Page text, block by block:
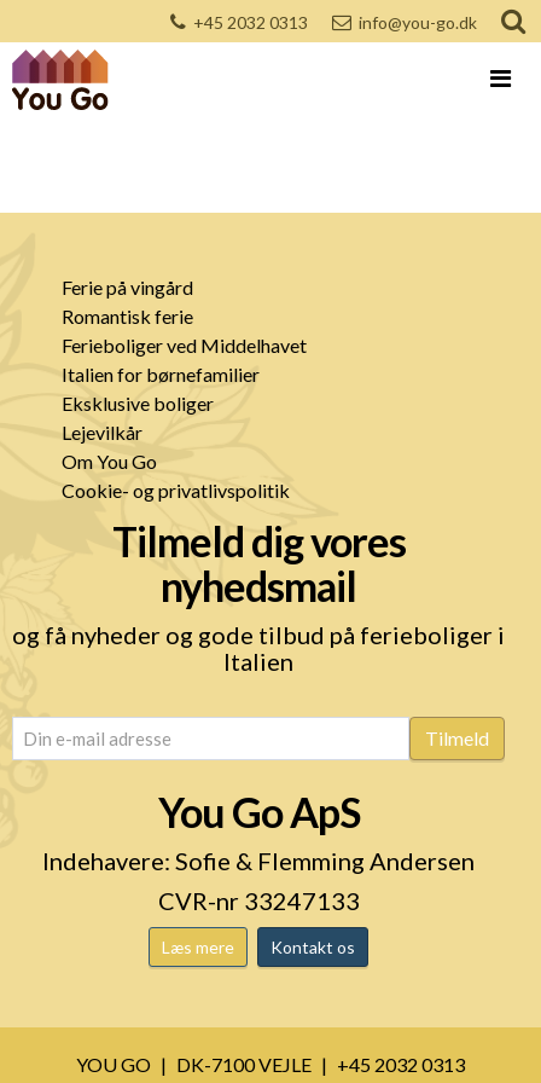
+45 2032 0313 info@you-go.dk
Ferie på vingård
Romantisk ferie
Ferieboliger ved Middelhavet
Italien for børnefamilier
Eksklusive boliger
Lejevilkår
Om You Go
Cookie- og privatlivspolitik
Tilmeld dig vores
nyhedsmail
og få nyheder og gode tilbud på ferieboliger i
Italien
email (Påkrævet) Tilmeld
You Go ApS
Indehavere: Sofie & Flemming Andersen
CVR-nr 33247133
Læs mere Kontakt os
YOU GO DK-7100 VEJLE
+45 2032 0313